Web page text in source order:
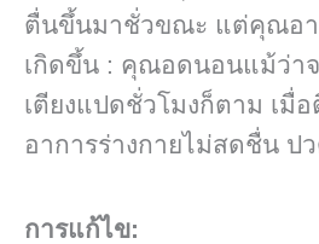
ตื่นขึ้นมาชั่วขณะ แต่คุณอา
เกิดขึ้น : คุณอดนอนแม้ว่าจ
เตียงแปดชั่วโมงก็ตาม เมื่
อาการร่างกายไม่สดชื่น ป
การแก้ไข: